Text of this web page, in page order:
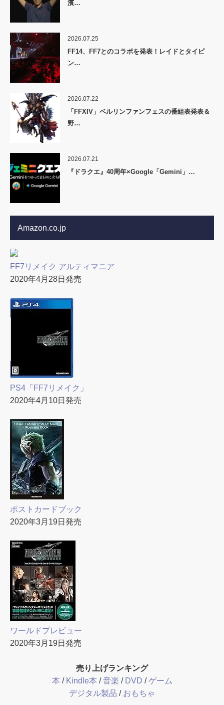
濱…
2026.07.25
FF14、FF7とのコラボを発表！レイドとタイピ
ン…
2026.07.22
「FFXIV」ベルリンファンフェスの番組表発表＆
野…
2026.07.21
『ドラクエ』40周年×Google「Gemini」…
Amazon.co.jp
FF7リメイク アルティマニア
2020年4月28日発売
PS4「FF7リメイク」
2020年4月10日発売
ポストカードブック
2020年3月19日発売
ワールドプレビュー
2020年3月19日発売
売り上げランキング
本 / Kindle本 /音楽 / DVD /ゲーム
デジタル製品 / おもちゃ